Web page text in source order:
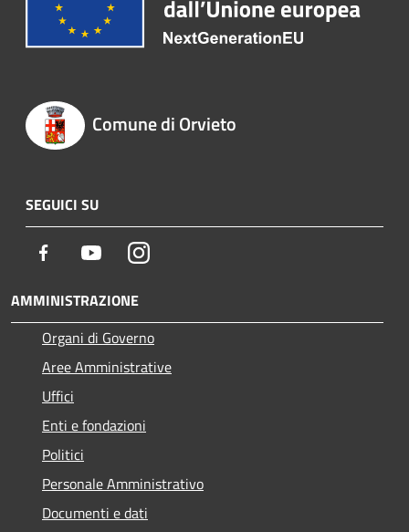
Comune di Orvieto
SEGUICI SU
Facebook YoutubeInstagram
AMMINISTRAZIONE
Organi di Governo
Aree Amministrative
Uffici
Enti e fondazioni
Politici
Personale Amministrativo
Documenti e dati